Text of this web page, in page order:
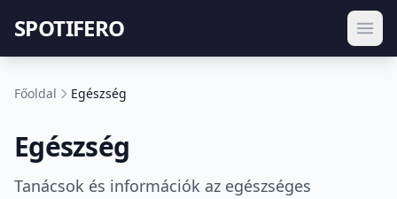
SPOTIFERO
Főoldal Egészség
Egészség
Tanácsok és információk az egészséges